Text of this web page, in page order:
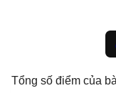
Tổng số điểm của